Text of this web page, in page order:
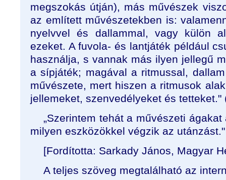
megszokás útján), más művészek
az említett művészetekben is:
nyelvvel és dallammal, vagy külön
ezeket. A fuvola- és lantjáték például
használja, s vannak más ilyen jellegű
a sípjáték; magával a ritmussal,
művészete, mert hiszen a ritmusok
jellemeket, szenvedélyeket és tetteket."
„Szerintem tehát a művészeti
milyen eszközökkel végzik az
[Fordította: Sarkady János, Magyar
A teljes szöveg megtalálható az